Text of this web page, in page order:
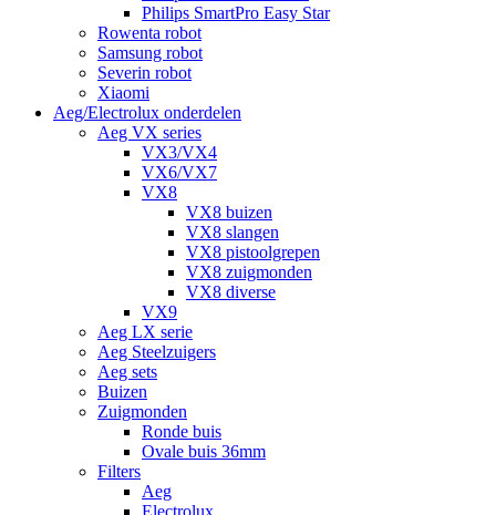
Philips SmartPro Easy Star
Rowenta robot
Samsung robot
Severin robot
Xiaomi
Aeg/Electrolux onderdelen
Aeg VX series
VX3/VX4
VX6/VX7
VX8
VX8 buizen
VX8 slangen
VX8 pistoolgrepen
VX8 zuigmonden
VX8 diverse
VX9
Aeg LX serie
Aeg Steelzuigers
Aeg sets
Buizen
Zuigmonden
Ronde buis
Ovale buis 36mm
Filters
Aeg
Electrolux